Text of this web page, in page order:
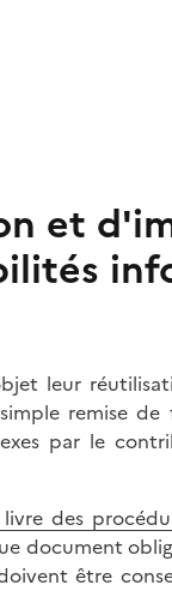
et
leur
remise de
par le
des
document
être